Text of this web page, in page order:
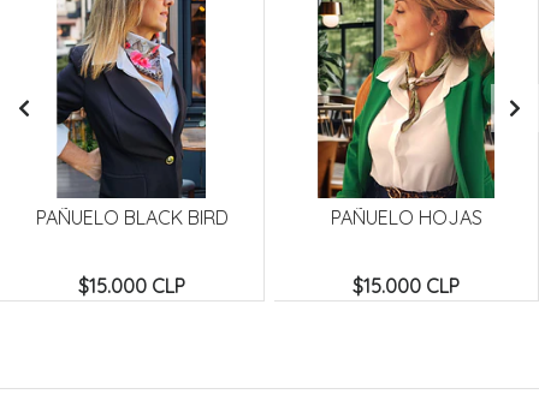
PAÑUELO BLACK BIRD
$15.000 CLP
PAÑUELO HOJAS
$15.000 CLP